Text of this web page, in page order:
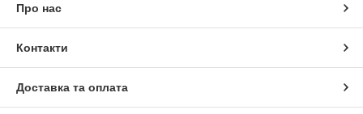
Про нас
Контакти
Доставка та оплата